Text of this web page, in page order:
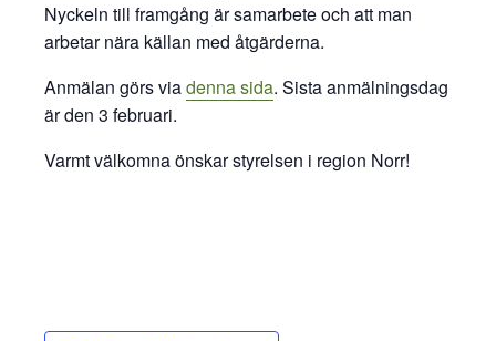
Nyckeln till framgång är samarbete och att man
arbetar nära källan med åtgärderna.
Anmälan görs viadenna sida. Sista anmälningsdag
är den 3 februari.
Varmt välkomna önskar styrelsen i region Norr!